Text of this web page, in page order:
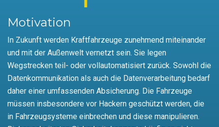
Motivation
In Zukunft werden Kraftfahrzeuge zunehmend miteinander
und mit der Außenwelt vernetzt sein. Sie legen
Wegstrecken teil- oder vollautomatisiert zurück. Sowohl die
Datenkommunikation als auch die Datenverarbeitung bedarf
daher einer umfassenden Absicherung. Die Fahrzeuge
müssen insbesondere vor Hackern geschützt werden, die
in Fahrzeugsysteme einbrechen und diese manipulieren.